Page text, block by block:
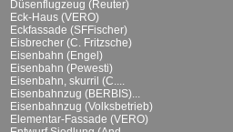
Düsenflugzeug (Reuter)
Eck-Haus (VERO)
Eckfassade (SFFischer)
Eisbrecher (C. Fritzsche)
Eisenbahn (Engel)
Eisenbahn (Pewesti)
Eisenbahn, skurril (C....
Eisenbahnzug (BERBIS)...
Eisenbahnzug (Volksbetrieb)
Elementar-Fassade (VERO)